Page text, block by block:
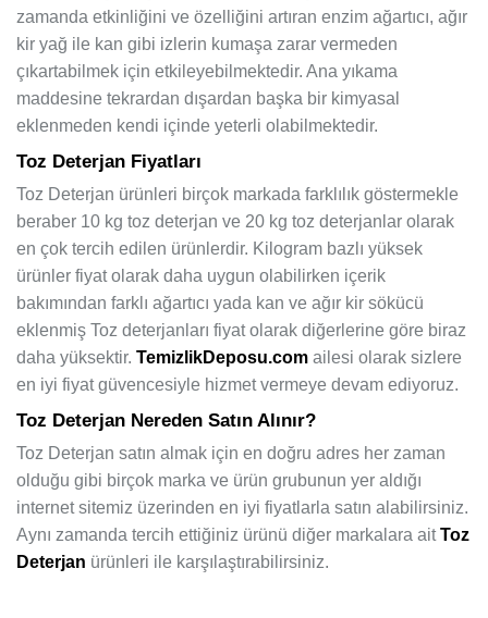
zamanda etkinliğini ve özelliğini artıran enzim ağartıcı, ağır
kir yağ ile kan gibi izlerin kumaşa zarar vermeden
çıkartabilmek için etkileyebilmektedir. Ana yıkama
maddesine tekrardan dışardan başka bir kimyasal
eklenmeden kendi içinde yeterli olabilmektedir.
Toz Deterjan Fiyatları
Toz Deterjan ürünleri birçok markada farklılık göstermekle
beraber 10 kg toz deterjan ve 20 kg toz deterjanlar olarak
en çok tercih edilen ürünlerdir. Kilogram bazlı yüksek
ürünler fiyat olarak daha uygun olabilirken içerik
bakımından farklı ağartıcı yada kan ve ağır kir sökücü
eklenmiş Toz deterjanları fiyat olarak diğerlerine göre biraz
daha yüksektir. TemizlikDeposu.com ailesi olarak sizlere
en iyi fiyat güvencesiyle hizmet vermeye devam ediyoruz.
Toz Deterjan Nereden Satın Alınır?
Toz Deterjan satın almak için en doğru adres her zaman
olduğu gibi birçok marka ve ürün grubunun yer aldığı
internet sitemiz üzerinden en iyi fiyatlarla satın alabilirsiniz.
Aynı zamanda tercih ettiğiniz ürünü diğer markalara aitToz
Deterjan ürünleri ile karşılaştırabilirsiniz.